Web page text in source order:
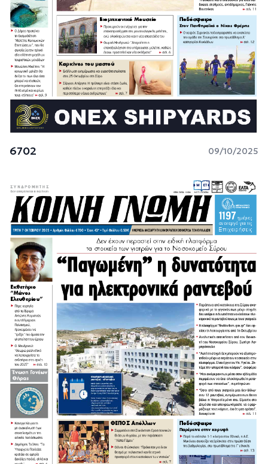
6702 09/10/2025